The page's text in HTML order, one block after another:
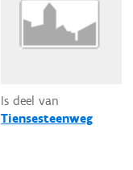
Is deel van
Tiensesteenweg